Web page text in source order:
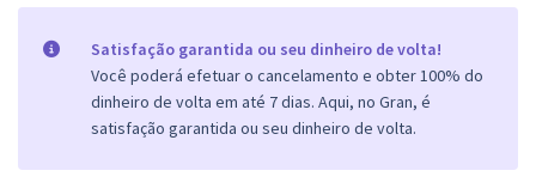
Satisfação garantida ou seu dinheiro de volta!
Você poderá efetuar o cancelamento e obter 100% do
dinheiro de volta em até 7 dias. Aqui, no Gran, é
satisfação garantida ou seu dinheiro de volta.